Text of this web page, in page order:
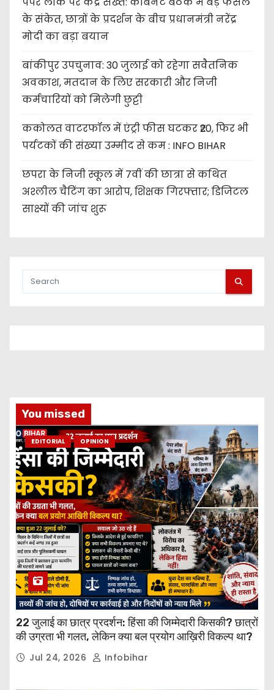
के संकेत, छात्रों के प्रदर्शन के बीच प्रधानमंत्री नरेंद्र
मोदी का बड़ा बयान
बांकीपुर उपचुनाव: 30 जुलाई को रहेगा सवैतनिक
अवकाश, मतदान के लिए सरकारी और निजी
कर्मचारियों को मिलेगी छुट्टी
ककोलत वाटरफॉल में एंट्री फीस घटकर ₹20, फिर भी
पर्यटकों की संख्या उम्मीद से कम : INFO BIHAR
छपरा के निजी स्कूल में 7वीं की छात्रा से कथित
अश्लील चैटिंग का आरोप, शिक्षक गिरफ्तार; डिजिटल
साक्ष्यों की जांच शुरू
You missed
EDITORIAL OPINION
22 जुलाई का छात्र प्रदर्शन: हिंसा की जिम्मेदारी किसकी? छात्रों
की उग्रता भी गलत, लेकिन क्या बल प्रयोग आख़िरी विकल्प था?
Jul 24, 2026 Infobihar